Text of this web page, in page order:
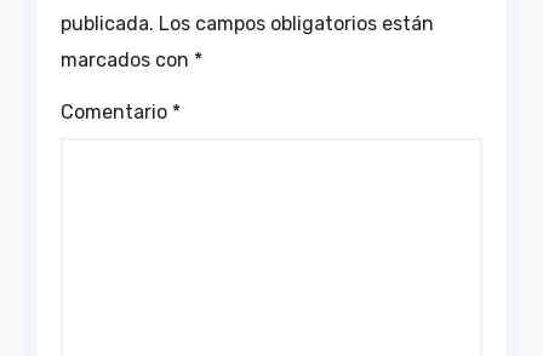
publicada. Los campos obligatorios están
marcados con *
Comentario *